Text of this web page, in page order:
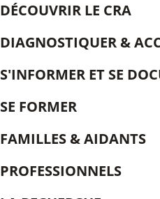
DÉCOUVRIR LE CRA
DIAGNOSTIQUER &
S'INFORMER ET SE
SE FORMER
FAMILLES & AIDANTS
PROFESSIONNELS